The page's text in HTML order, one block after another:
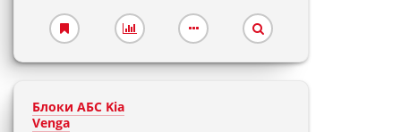
Блоки АБС Kia
Venga